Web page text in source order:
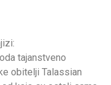
tajanstveno
obitelji Talassian